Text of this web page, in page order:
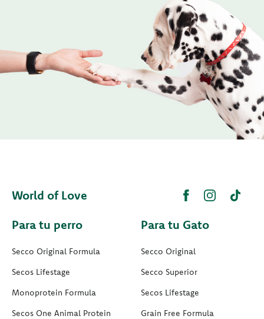
World of Love
Para tu perro
Secco Original Formula
Secos Lifestage
Monoprotein Formula
Secos One Animal Protein
Para tu Gato
Secco Original
Secco Superior
Secos Lifestage
Grain Free Formula